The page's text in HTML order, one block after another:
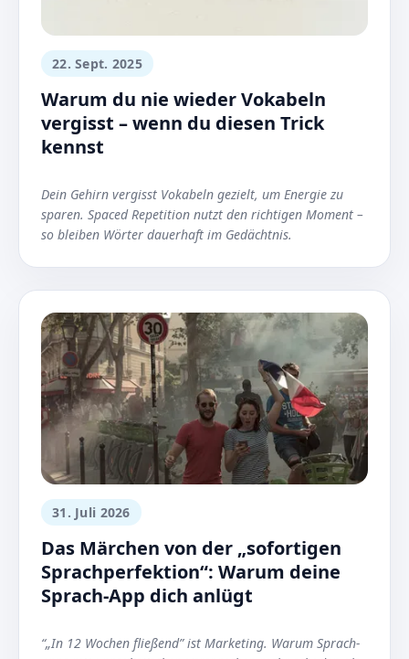
22. Sept. 2025
Warum du nie wieder Vokabeln
vergisst – wenn du diesen Trick
kennst
Dein Gehirn vergisst Vokabeln gezielt, um Energie zu
sparen. Spaced Repetition nutzt den richtigen Moment –
so bleiben Wörter dauerhaft im Gedächtnis.
31. Juli 2026
Das Märchen von der „sofortigen
Sprachperfektion“: Warum deine
Sprach-App dich anlügt
“„In 12 Wochen fließend” ist Marketing. Warum Sprach-